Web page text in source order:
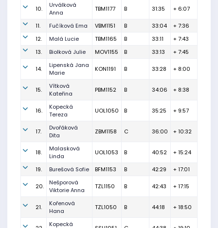
10.
Urválková
Anna
TBM1177 B 31:35 + 6:07
11. Fučíková Ema VBM1151 B 33:04
+ 7:36
12.
Malá Lucie TBM1165 B 33:11
+ 7:43
13.
Biolková Julie MOV1155 B 33:13 + 7:45
14.
Lipenská Jana
Marie
KON1191 B 33:28 + 8:00
15.
Vítková
Kateřina
PBM1152 B 34:06 + 8:38
16.
Kopecká
Tereza
UOL1050 B 35:25 + 9:57
17.
Dvořáková
Dita
ZBM1158 C 36:00 + 10:32
18.
Malasková
Linda
UOL1053 B 40:52 + 15:24
19. Burešová Sofie BFM1153 B 42:29 + 17:01
20.
Nešporová
Viktorie Anna
TZL1150 B 42:43 + 17:15
21.
Kořenová
Hana
TZL1050 B 44:18 + 18:50
Kopecká